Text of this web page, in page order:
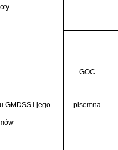
GOC
GMDSS i jego pisemna